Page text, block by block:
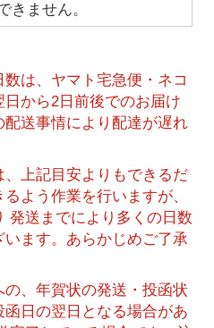
きません。
は、ヤマト宅急便・ネコ
から2日前後でのお届け
配送事情により配達が遅れ
上記目安よりもできるだ
よう作業を行いますが、
発送までにより多くの日数
ます。あらかじめご了承
、年賀状の発送・投函状
日の翌日となる場合があ